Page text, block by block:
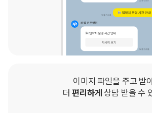
이미지 파일을 주고 받
더편리하게 상담 받을 수